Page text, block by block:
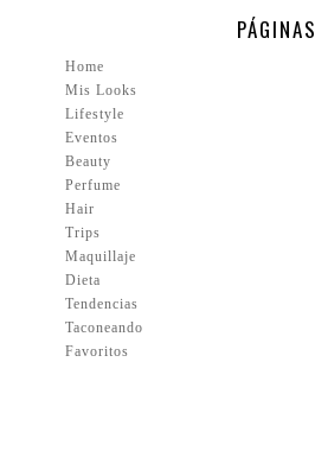
PÁGINAS
Home
Mis Looks
Lifestyle
Eventos
Beauty
Perfume
Hair
Trips
Maquillaje
Dieta
Tendencias
Taconeando
Favoritos